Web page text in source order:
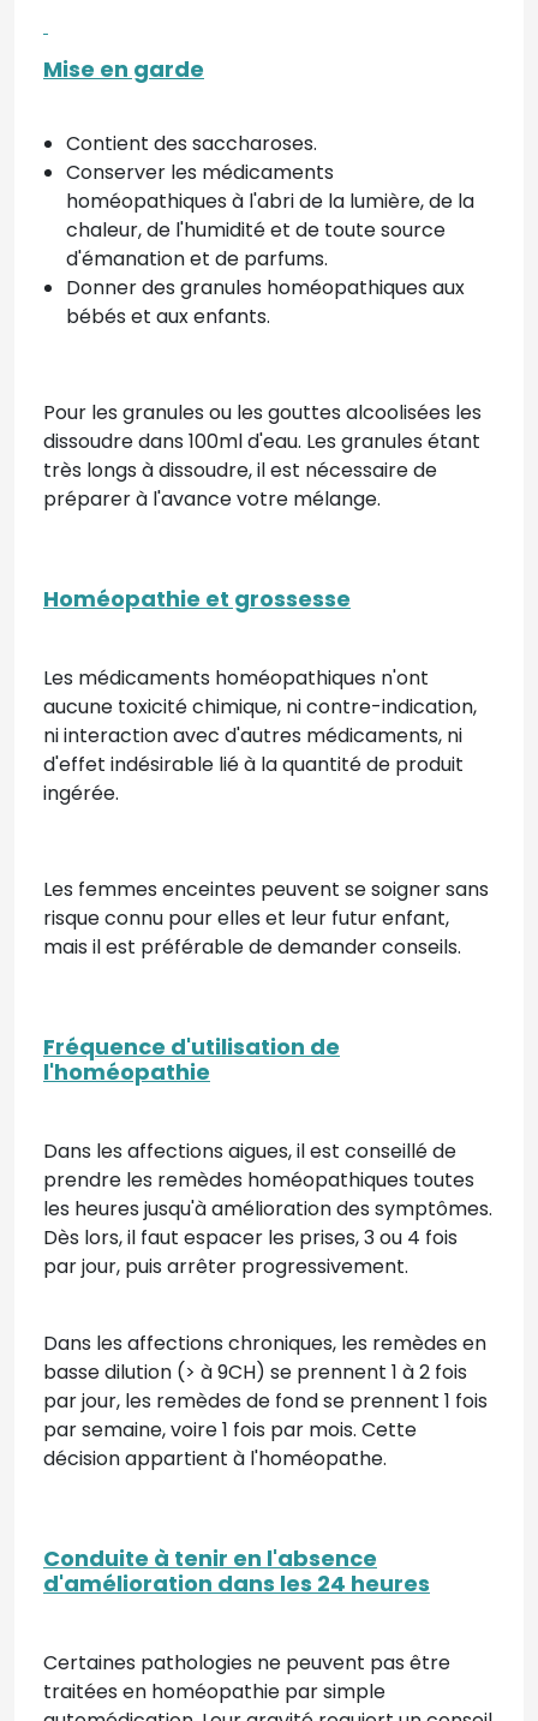
Mise en garde
Contient des saccharoses.
Conserver les médicaments
homéopathiques à l'abri de la lumière, de la
chaleur, de l'humidité et de toute source
d'émanation et de parfums.
Donner des granules homéopathiques aux
bébés et aux enfants.
Pour les granules ou les gouttes alcoolisées les
dissoudre dans 100ml d'eau. Les granules étant
très longs à dissoudre, il est nécessaire de
préparer à l'avance votre mélange.
Homéopathie et grossesse
Les médicaments homéopathiques n'ont
aucune toxicité chimique, ni contre-indication,
ni interaction avec d'autres médicaments, ni
d'effet indésirable lié à la quantité de produit
ingérée.
Les femmes enceintes peuvent se soigner sans
risque connu pour elles et leur futur enfant,
mais il est préférable de demander conseils.
Fréquence d'utilisation de
l'homéopathie
Dans les affections aigues, il est conseillé de
prendre les remèdes homéopathiques toutes
les heures jusqu'à amélioration des symptômes.
Dès lors, il faut espacer les prises, 3 ou 4 fois
par jour, puis arrêter progressivement.
Dans les affections chroniques, les remèdes en
basse dilution (> à 9CH) se prennent 1 à 2 fois
par jour, les remèdes de fond se prennent 1 fois
par semaine, voire 1 fois par mois. Cette
décision appartient à l'homéopathe.
Conduite à tenir en l'absence
d'amélioration dans les 24 heures
Certaines pathologies ne peuvent pas être
traitées en homéopathie par simple